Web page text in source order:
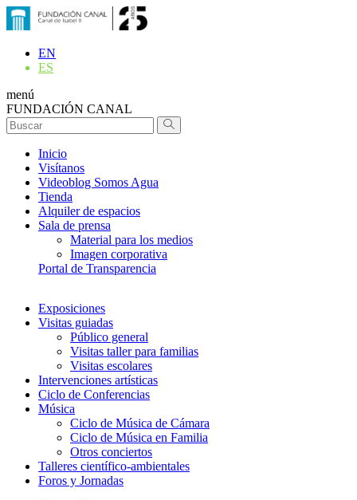
EN
ES
menú
FUNDACIÓN CANAL
Inicio
Visítanos
Videoblog Somos Agua
Tienda
Alquiler de espacios
Sala de prensa
Material para los medios
Imagen corporativa
Portal de Transparencia
Exposiciones
Visitas guiadas
Público general
Visitas taller para familias
Visitas escolares
Intervenciones artísticas
Ciclo de Conferencias
Música
Ciclo de Música de Cámara
Ciclo de Música en Familia
Otros conciertos
Talleres científico-ambientales
Foros y Jornadas